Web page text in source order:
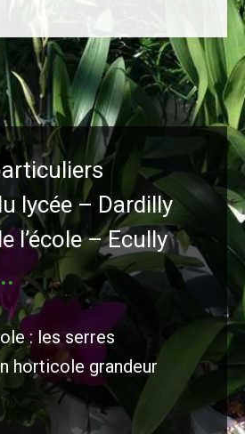
lycée – Dardilly
l’école – Ecully
: les serres
horticole grandeur